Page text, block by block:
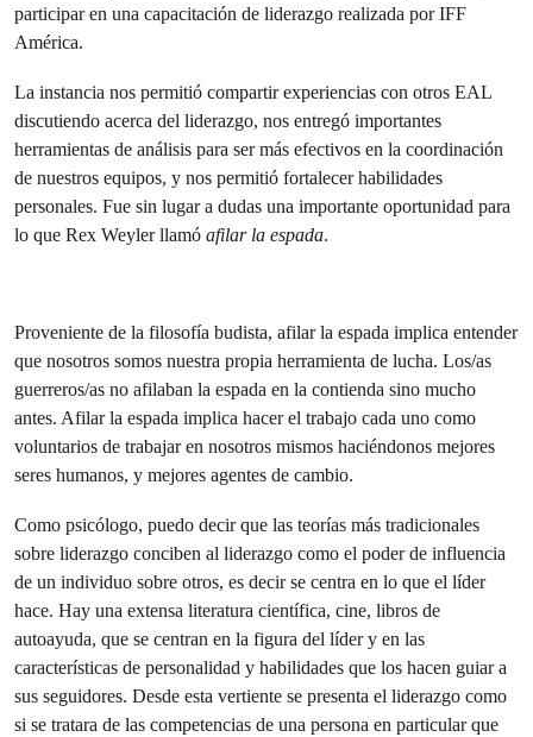
participar en una capacitación de liderazgo realizada por IFF
América.
La instancia nos permitió compartir experiencias con otros EAL
discutiendo acerca del liderazgo, nos entregó importantes
herramientas de análisis para ser más efectivos en la coordinación
de nuestros equipos, y nos permitió fortalecer habilidades
personales. Fue sin lugar a dudas una importante oportunidad para
lo que Rex Weyler llamó afilar la espada.
Proveniente de la filosofía budista, afilar la espada implica entender
que nosotros somos nuestra propia herramienta de lucha. Los/as
guerreros/as no afilaban la espada en la contienda sino mucho
antes. Afilar la espada implica hacer el trabajo cada uno como
voluntarios de trabajar en nosotros mismos haciéndonos mejores
seres humanos, y mejores agentes de cambio.
Como psicólogo, puedo decir que las teorías más tradicionales
sobre liderazgo conciben al liderazgo como el poder de influencia
de un individuo sobre otros, es decir se centra en lo que el líder
hace. Hay una extensa literatura científica, cine, libros de
autoayuda, que se centran en la figura del líder y en las
características de personalidad y habilidades que los hacen guiar a
sus seguidores. Desde esta vertiente se presenta el liderazgo como
si se tratara de las competencias de una persona en particular que